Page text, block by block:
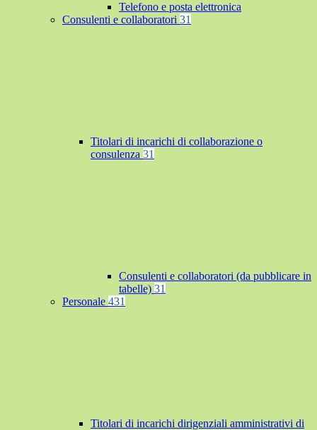
Telefono e posta elettronica
Consulenti e collaboratori 31
Titolari di incarichi di collaborazione o
consulenza 31
Consulenti e collaboratori (da pubblicare in
tabelle) 31
Personale 431
Titolari di incarichi dirigenziali amministrativi di